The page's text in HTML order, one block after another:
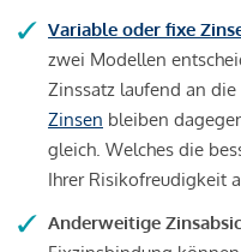
Variable oder fixe
zwei Modellen
Zinssatz laufend an
Zinsen bleiben
gleich. Welches die
Ihrer Risikofreudigkeit
Anderweitige